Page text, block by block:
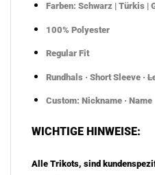
Farben: Schwarz | Türkis |
100% Polyester
Regular Fit
Rundhals · Short Sleeve ·
Custom: Nickname · Name
WICHTIGE HINWEISE:
Alle Trikots, sind